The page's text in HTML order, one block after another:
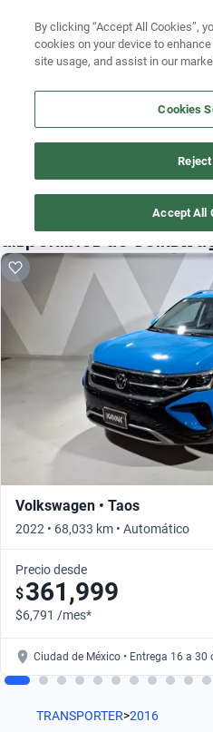
Busca por modelo
Busca por versión
Busca por versión
Busca por año
¡Vaya! Alguien más se llevó
¡Descubre otros
disponibles de
Volkswagen • Taos
2022 • 68,033 km • Automático
Precio desde
$361,999
$6,791 /mes*
Ciudad de México • Entrega 16 a 30
TRANSPORTER>2016
By clicking “Accept All Cookies”,
cookies on your device to
site usage, and assist in our
Cookies
Reject
Accept All